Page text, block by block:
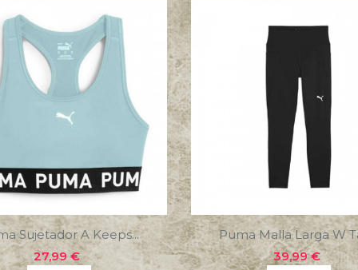
Sujetador A Keeps...
Precio
27,99 €
Puma Malla Larga W
Precio
39,99 €